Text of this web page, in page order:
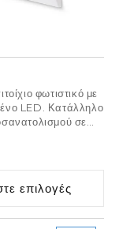
φωτιστικό με
LED. Κατάλληλο
σε
φωτισμός.
επιλογές